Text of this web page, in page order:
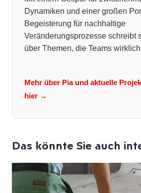
Dynamiken und einer großen
Begeisterung für nachhaltige
Veränderungsprozesse schreibt
über Themen, die Teams
Mehr über Pia und aktuelle
hier →
Das könnte Sie auch